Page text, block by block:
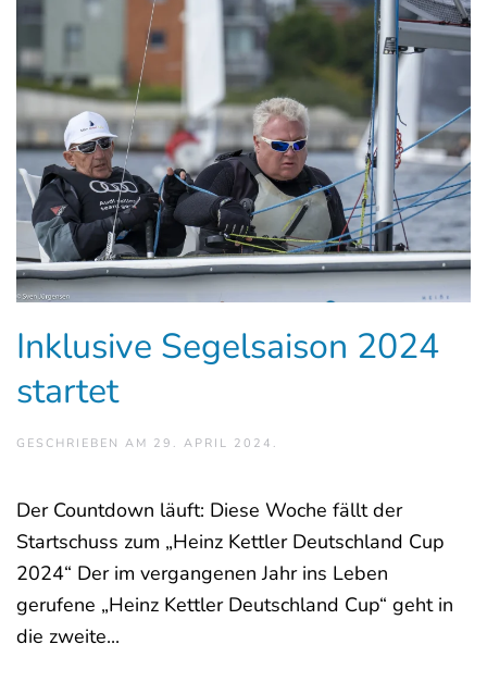
Inklusive Segelsaison 2024
startet
GESCHRIEBEN AM 29. APRIL 2024 .
Der Countdown läuft: Diese Woche fällt der
Startschuss zum „Heinz Kettler Deutschland Cup
2024“ Der im vergangenen Jahr ins Leben
gerufene „Heinz Kettler Deutschland Cup“ geht in
die zweite...